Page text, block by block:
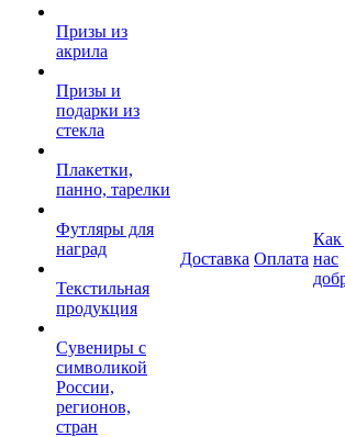
Призы из
акрила
Призы и
подарки из
стекла
Плакетки,
панно, тарелки
Футляры для
наград
Текстильная
продукция
Сувениры с
символикой
России,
регионов,
стран
Доставка Оплата
Как
нас